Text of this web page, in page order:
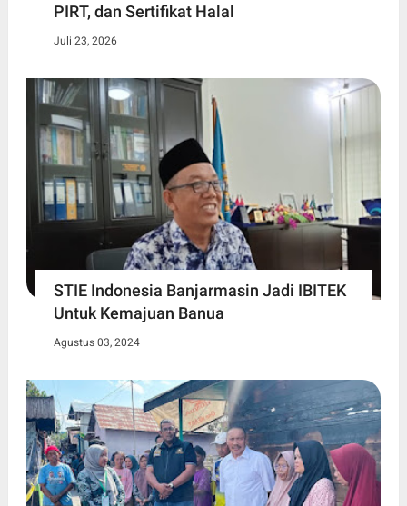
PIRT, dan Sertifikat Halal
Juli 23, 2026
STIE Indonesia Banjarmasin Jadi IBITEK
Untuk Kemajuan Banua
Agustus 03, 2024